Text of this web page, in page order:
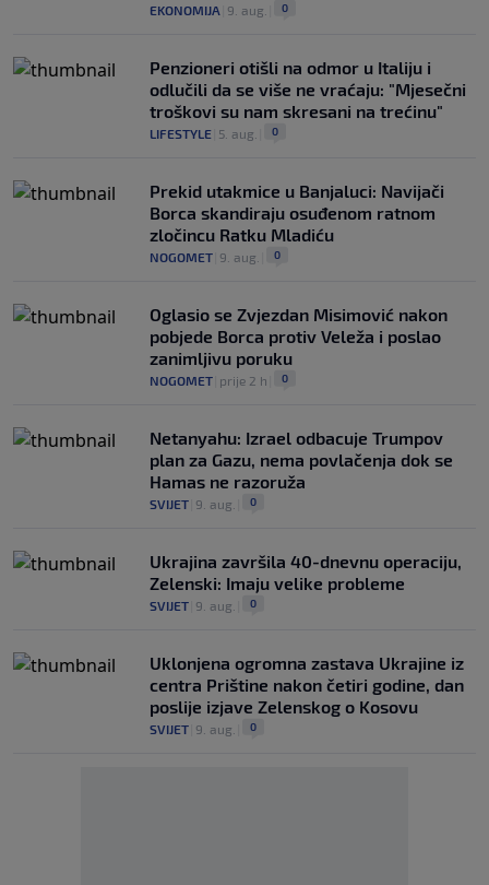
EKONOMIJA 9. aug. 0
Penzioneri otišli na odmor u Italiju i
odlučili da se više ne vraćaju: "Mjesečni
troškovi su nam skresani na trećinu"
LIFESTYLE 5. aug. 0
Prekid utakmice u Banjaluci: Navijači
Borca skandiraju osuđenom ratnom
zločincu Ratku Mladiću
NOGOMET 9. aug. 0
Oglasio se Zvjezdan Misimović nakon
pobjede Borca protiv Veleža i poslao
zanimljivu poruku
NOGOMET prije 2 h 0
Netanyahu: Izrael odbacuje Trumpov
plan za Gazu, nema povlačenja dok se
Hamas ne razoruža
SVIJET 9. aug. 0
Ukrajina završila 40-dnevnu operaciju,
Zelenski: Imaju velike probleme
SVIJET 9. aug. 0
Uklonjena ogromna zastava Ukrajine iz
centra Prištine nakon četiri godine, dan
poslije izjave Zelenskog o Kosovu
SVIJET 9. aug. 0